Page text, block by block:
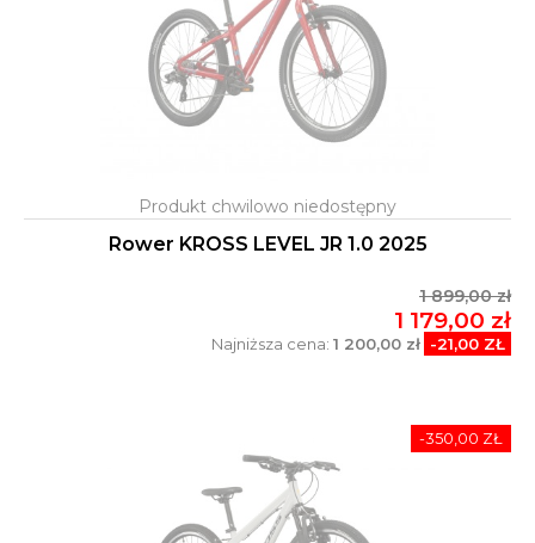
Rower KROSS LEVEL JR 1.0 2025
1 899,00 zł
1 179,00 zł
Najniższa cena: 1 200,00 zł -21,00 ZŁ
-350,00 ZŁ